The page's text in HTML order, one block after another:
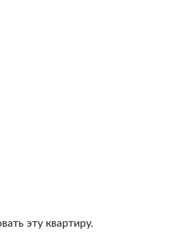
эту квартиру.